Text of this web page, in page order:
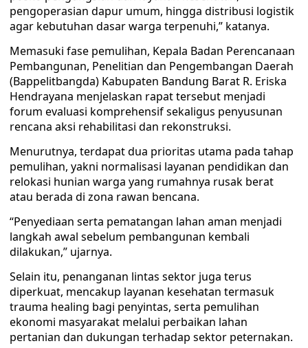
pengoperasian dapur umum, hingga distribusi logistik
agar kebutuhan dasar warga terpenuhi,” katanya.
Memasuki fase pemulihan, Kepala Badan Perencanaan
Pembangunan, Penelitian dan Pengembangan Daerah
(Bappelitbangda) Kabupaten Bandung Barat R. Eriska
Hendrayana menjelaskan rapat tersebut menjadi
forum evaluasi komprehensif sekaligus penyusunan
rencana aksi rehabilitasi dan rekonstruksi.
Menurutnya, terdapat dua prioritas utama pada tahap
pemulihan, yakni normalisasi layanan pendidikan dan
relokasi hunian warga yang rumahnya rusak berat
atau berada di zona rawan bencana.
“Penyediaan serta pematangan lahan aman menjadi
langkah awal sebelum pembangunan kembali
dilakukan,” ujarnya.
Selain itu, penanganan lintas sektor juga terus
diperkuat, mencakup layanan kesehatan termasuk
trauma healing bagi penyintas, serta pemulihan
ekonomi masyarakat melalui perbaikan lahan
pertanian dan dukungan terhadap sektor peternakan.